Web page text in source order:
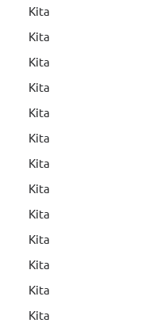
Kita
Kita
Kita
Kita
Kita
Kita
Kita
Kita
Kita
Kita
Kita
Kita
Kita